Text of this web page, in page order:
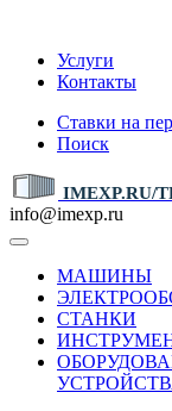
Услуги
Контакты
Ставки на
Поиск
IMEXP.RU/
info@imexp.ru
МАШИНЫ
СТАНКИ